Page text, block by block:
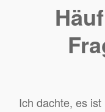
Ich dachte, es